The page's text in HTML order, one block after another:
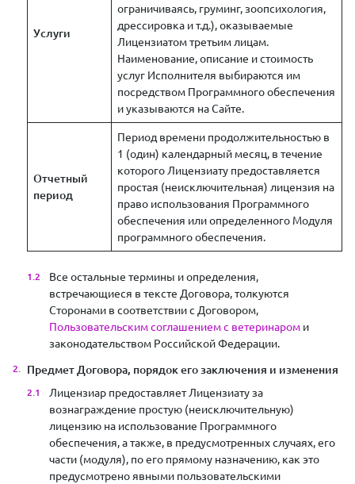
Услуги
ограничиваясь, груминг, зоопсихология,
дрессировка и т.д.), оказываемые
Лицензиатом третьим лицам.
Наименование, описание и стоимость
услуг Исполнителя выбираются им
посредством Программного обеспечения
и указываются на Сайте.
Отчетный
период
Период времени продолжительностью в
1 (один) календарный месяц, в течение
которого Лицензиату предоставляется
простая (неисключительная) лицензия на
право использования Программного
обеспечения или определенного Модуля
программного обеспечения.
Все остальные термины и определения,
встречающиеся в тексте Договора, толкуются
Сторонами в соответствии с Договором,
Пользовательским соглашением с ветеринароми
законодательством Российской Федерации.
Предмет Договора, порядок его заключения и изменения
Лицензиар предоставляет Лицензиату за
вознаграждение простую (неисключительную)
лицензию на использование Программного
обеспечения, а также, в предусмотренных случаях, его
части (модуля), по его прямому назначению, как это
предусмотрено явными пользовательскими